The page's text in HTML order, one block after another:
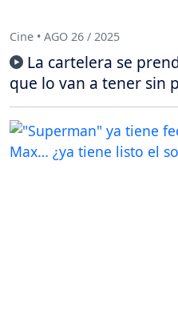
Cine • AGO 26 / 2025
La cartelera se
que lo van a tener sin